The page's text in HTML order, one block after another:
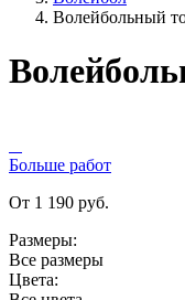
Волейбольный
Больше работ
От 1 190 руб.
Размеры:
Все размеры
Цвета: